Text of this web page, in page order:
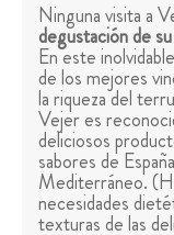
Ninguna visita a
degustación de
En este
de los mejores
la riqueza del
Vejer es
deliciosos
sabores de
Mediterráneo.
necesidades
texturas de las